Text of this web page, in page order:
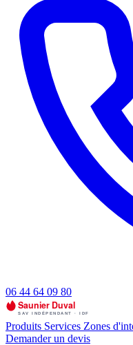
06 44 64 09 80
Produits Services Zones
Demander un devis